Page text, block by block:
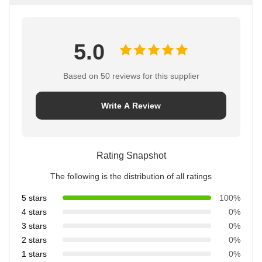
5.0
Based on 50 reviews for this supplier
Write A Review
Rating Snapshot
The following is the distribution of all ratings
5 stars
100%
4 stars
0%
3 stars
0%
2 stars
0%
1 stars
0%